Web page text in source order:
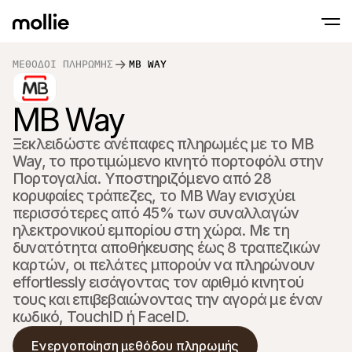
ΜΈΘΟΔΟΙ ΠΛΗΡΩΜΉΣ MB WAY
MB Way
Ξεκλειδώστε ανέπαφες πληρωμές με το MB
Way, το προτιμώμενο κινητό πορτοφόλι στην
Πορτογαλία. Υποστηριζόμενο από 28
κορυφαίες τράπεζες, το MB Way ενισχύει
περισσότερες από 45% των συναλλαγών
ηλεκτρονικού εμπορίου στη χώρα. Με τη
δυνατότητα αποθήκευσης έως 8 τραπεζικών
καρτών, οι πελάτες μπορούν να πληρώνουν
effortlessly εισάγοντας τον αριθμό κινητού
τους και επιβεβαιώνοντας την αγορά με έναν
κωδικό, TouchID ή FaceID.
Ενεργοποίηση μεθόδου πληρωμής
Μάθετε περισσότερα
Πληρωμές δια
Δεχτείτε πληρωμές
και συσκευές
Ταμείο
Προσφέρετε ένα
βελτιστοποιημένο
μετατροπές
Συλλογή
και συνδρομητικών
Αποδοχή &
Προληφθείτε τη
βελτιστοποιήστε
Συνεργάτες
Για πρακτορεία
Μάθετε για το Πρόγραμμα Συνεργατών μας